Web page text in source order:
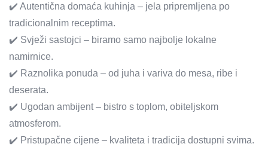
✔️ Autentična domaća kuhinja – jela pripremljena po
tradicionalnim receptima.
✔️ Svježi sastojci – biramo samo najbolje lokalne
namirnice.
✔️ Raznolika ponuda – od juha i variva do mesa, ribe i
deserata.
✔️ Ugodan ambijent – bistro s toplom, obiteljskom
atmosferom.
✔️ Pristupačne cijene – kvaliteta i tradicija dostupni svima.